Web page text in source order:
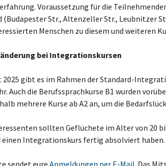
Voraussetzung für die
(Budapester Str., Altenzeller Str., Leubnitzer
Menschen zu diesem und weiteren
bei Integrationskursen
2025 gibt es im Rahmen der Standard-
Auch die Berufssprachkurse B1 wurden
mehrere Kurse ab A2 an, um die
sollten Geflüchete im Alter von 20
einen Integrationskurs fertig absolviert haben.
sendet eure Anmeldungen per E-Mail. Das